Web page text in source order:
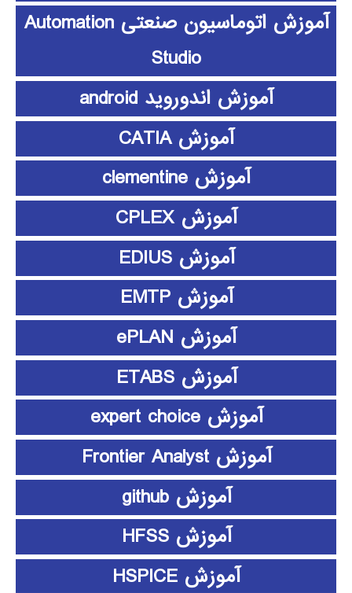
آموزش اتوماسیون صنعتی Automation
Studio
آموزش اندوروید android
آموزش CATIA
آموزش clementine
آموزش CPLEX
آموزش EDIUS
آموزش EMTP
آموزش ePLAN
آموزش ETABS
آموزش expert choice
آموزش Frontier Analyst
آموزش github
آموزش HFSS
آموزش HSPICE